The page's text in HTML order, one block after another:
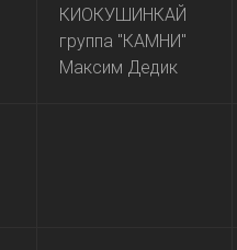
КИОКУШИНКАЙ
группа "КАМНИ"
Максим Дедик